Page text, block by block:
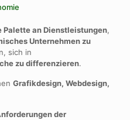
an Dienstleistungen,
Unternehmen zu
sich in
zu differenzieren.
Grafikdesign, Webdesign,
der